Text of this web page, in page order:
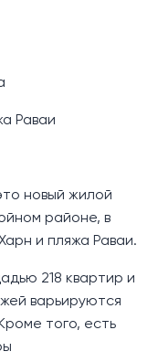
Раваи
новый жилой
районе, в
и пляжа Раваи.
218 квартир и
варьируются
того, есть